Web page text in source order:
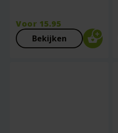
Voor 15.95
Bekijken